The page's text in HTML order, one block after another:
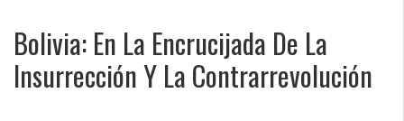
Bolivia: En La Encrucijada De La
Insurrección Y La Contrarrevolución